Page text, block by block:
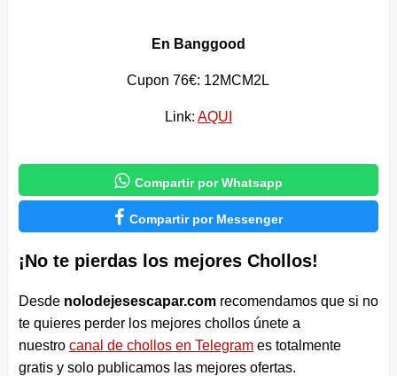
En Banggood
Cupon 76€: 12MCM2L
Link: AQUI
 Compartir por Whatsapp
 Compartir por Messenger
¡No te pierdas los mejores Chollos!
Desde nolodejesescapar.comrecomendamos que si no
te quieres perder los mejores chollos únete a
nuestro canal de chollos en Telegrames totalmente
gratis y solo publicamos las mejores ofertas.